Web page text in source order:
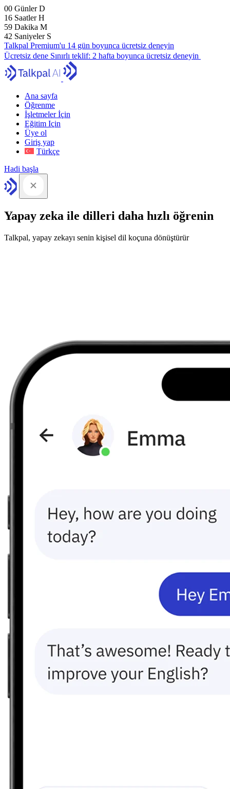
00 GünlerD
16 SaatlerH
59 Dakika M
41 Saniyeler S
Talkpal Premium'u 14 gün boyunca ücretsiz deneyin
Ücretsiz dene Sınırlı teklif: 2 hafta boyunca ücretsiz deneyin
Ana sayfa
Öğrenme
İşletmeler İçin
Eğitim Için
Üye ol
Giriş yap
Türkçe
Hadi başla
Yapay zeka ile dilleri daha hızlı öğrenin
Talkpal, yapay zekayı senin kişisel dil koçuna dönüştürür